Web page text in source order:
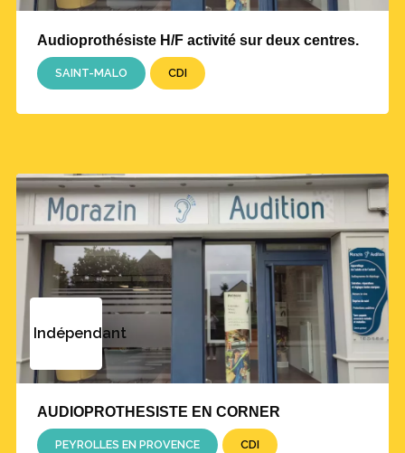
Audioprothésiste H/F activité sur deux centres.
SAINT-MALO CDI
Indépendant
AUDIOPROTHESISTE EN CORNER
PEYROLLES EN PROVENCE CDI